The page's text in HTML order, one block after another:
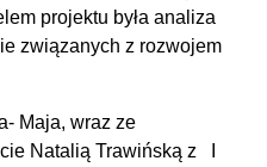
projektu była analiza
związanych z rozwojem
Maja, wraz ze
Natalią Trawińską z I